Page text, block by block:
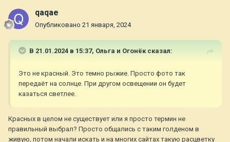
qaqae
Опубликовано 21 января, 2024
В 21.01.2024 в 15:37, Ольга и Огонёксказал:
Это не красный. Это темно рыжие. Просто фото так
передаёт на солнце. При другом освещении он будет
казаться светлее.
Красных в целом не существует или я просто термин не
правильный выбрал? Просто общались с таким голденом в
живую, потом начали искать и на многих сайтах такую расцветку